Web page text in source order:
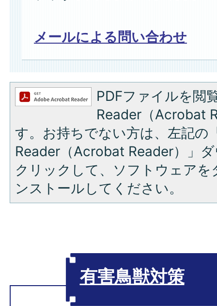
メールによる問い合わせ
PDFファイルを閲
Reader（Acrobat
す。お持ちでない方は、左記の
Reader（Acrobat Reader）」
クリックして、ソフトウェア
ンストールしてください。
有害鳥獣対策